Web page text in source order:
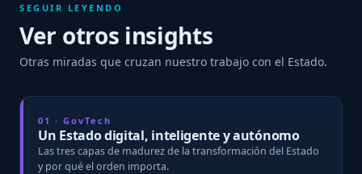
SEGUIR LEYENDO
Ver otros insights
Otras miradas que cruzan nuestro trabajo con el Estado.
01 · GovTech
Un Estado digital, inteligente y autónomo
Las tres capas de madurez de la transformación del Estado
y por qué el orden importa.